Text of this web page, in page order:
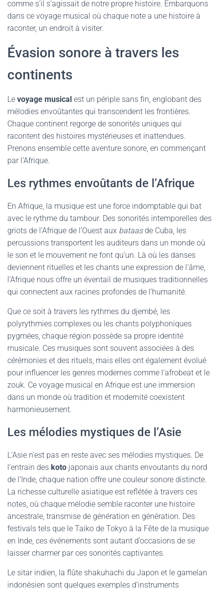
comme s’il s’agissait de notre propre histoire. Embarquons
dans ce voyage musical où chaque note a une histoire à
raconter, un endroit à visiter.
Évasion sonore à travers les
continents
Le voyage musical est un périple sans fin, englobant des
mélodies envoûtantes qui transcendent les frontières.
Chaque continent regorge de sonorités uniques qui
racontent des histoires mystérieuses et inattendues.
Prenons ensemble cette aventure sonore, en commençant
par l’Afrique.
Les rythmes envoûtants de l’Afrique
En Afrique, la musique est une force indomptable qui bat
avec le rythme du tambour. Des sonorités intemporelles des
griots de l’Afrique de l’Ouest aux bataasde Cuba, les
percussions transportent les auditeurs dans un monde où
le son et le mouvement ne font qu’un. Là où les danses
deviennent rituelles et les chants une expression de l’âme,
l’Afrique nous offre un éventail de musiques traditionnelles
qui connectent aux racines profondes de l’humanité.
Que ce soit à travers les rythmes du djembé, les
polyrythmies complexes ou les chants polyphoniques
pygmées, chaque région possède sa propre identité
musicale. Ces musiques sont souvent associées à des
cérémonies et des rituels, mais elles ont également évolué
pour influencer les genres modernes comme l’afrobeat et le
zouk. Ce voyage musical en Afrique est une immersion
dans un monde où tradition et modernité coexistent
harmonieusement.
Les mélodies mystiques de l’Asie
L’Asie n’est pas en reste avec ses mélodies mystiques. De
l’entrain des koto japonais aux chants envoutants du nord
de l’Inde, chaque nation offre une couleur sonore distincte.
La richesse culturelle asiatique est reflétée à travers ces
notes, où chaque mélodie semble raconter une histoire
ancestrale, transmise de génération en génération. Des
festivals tels que le Taiko de Tokyo à la Fête de la musique
en Inde, ces événements sont autant d’occasions de se
laisser charmer par ces sonorités captivantes.
Le sitar indien, la flûte shakuhachi du Japon et le gamelan
indonésien sont quelques exemples d’instruments